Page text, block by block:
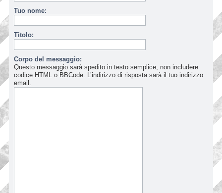
Tuo nome:
Titolo:
Corpo del messaggio:
Questo messaggio sarà spedito in testo semplice, non includere
codice HTML o BBCode. L’indirizzo di risposta sarà il tuo indirizzo
email.